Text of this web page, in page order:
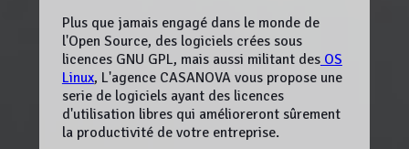
Plus que jamais engagé dans le monde de
l'Open Source, des logiciels crées sous
licences GNU GPL, mais aussi militant desOS
Linux, L'agence CASANOVA vous propose une
serie de logiciels ayant des licences
d'utilisation libres qui amélioreront sûrement
la productivité de votre entreprise.